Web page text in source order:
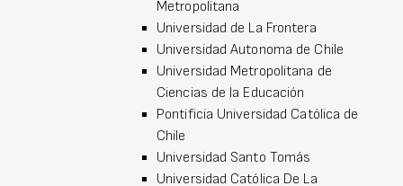
Metropolitana
Universidad de La Frontera
Universidad Autonoma de Chile
Universidad Metropolitana de
Ciencias de la Educación
Pontificia Universidad Católica de
Chile
Universidad Santo Tomás
Universidad Católica De La